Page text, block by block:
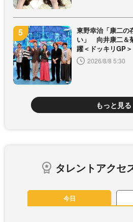
東野幸治「康二の
い」 向井康二＆
躍＜ドッキリGP＞
2026/8/8 5:30
もっと見る
タレントアクセ
今日